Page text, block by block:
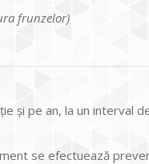
frunzelor)
şi pe an, la un interval
se efectuează